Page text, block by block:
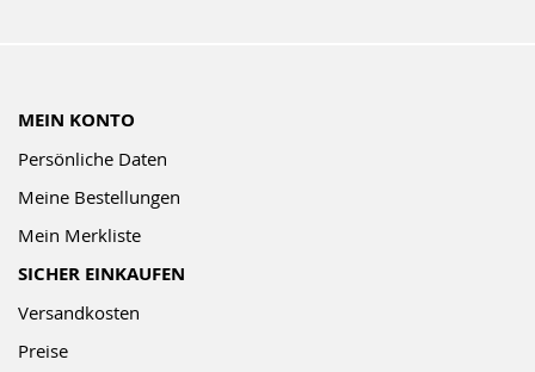
MEIN KONTO
Persönliche Daten
Meine Bestellungen
Mein Merkliste
SICHER EINKAUFEN
Versandkosten
Preise